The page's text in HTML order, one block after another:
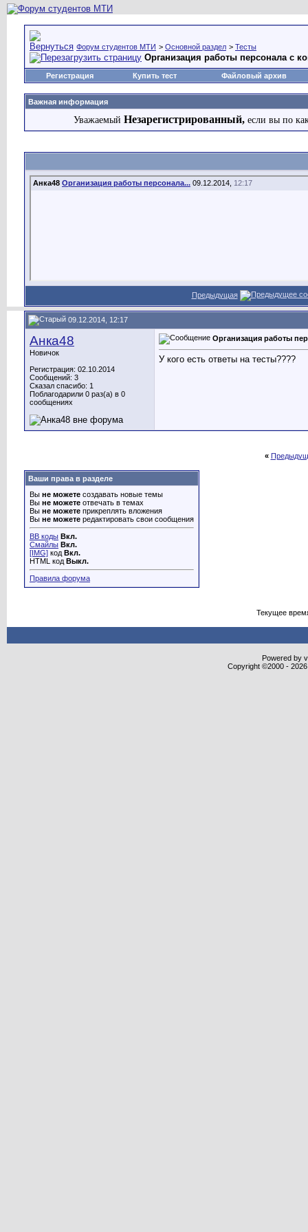
Форум студентов МТИ > Основной раздел > Тесты
Организация работы персонала с
Регистрация Купить тест Файловый архив
Важная информация
Уважаемый Незарегистрированный, если вы по
Анка48 Организация работы персонала... 09.12.2014, 12:17
Предыдущая
09.12.2014, 12:17
Анка48
Новичок
Регистрация: 02.10.2014
Сообщений: 3
Сказал спасибо: 1
Поблагодарили 0 раз(а) в 0
сообщениях
Организация работы
У кого есть ответы на тесты????
«
Ваши права в разделе
Вы не можете создавать новые темы
Вы не можете отвечать в темах
Вы не можете прикреплять вложения
Вы не можете редактировать свои сообщения
BB коды Вкл.
Смайлы Вкл.
[IMG] код Вкл.
HTML код Выкл.
Правила форума
Текущее
Powered by
Copyright ©2000 -